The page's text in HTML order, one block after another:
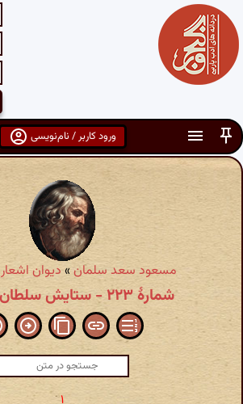
ورود کاربر / نام‌نویسی
مسعود سعد سلمان» دیوان اشعار
شمارهٔ ۲۲۳ - ستایش سلطان ابراهیم